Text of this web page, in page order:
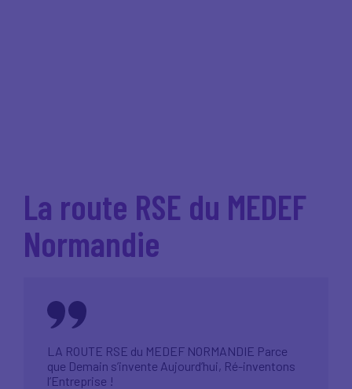
La route RSE du MEDEF
Normandie
LA ROUTE RSE du MEDEF NORMANDIE Parce
que Demain s’invente Aujourd’hui, Ré-inventons
l’Entreprise !